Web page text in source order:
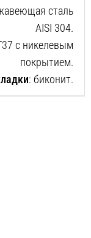
сталь
AISI 304.
с никелевым
покрытием.
: биконит.